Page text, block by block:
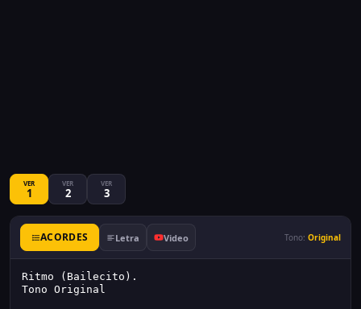
VER
1
VER
2
VER
3
ACORDES Letra Video Tono: Original
Ritmo (Bailecito).
Tono Original